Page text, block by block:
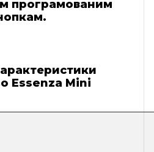
програмованим
Essenza Mini